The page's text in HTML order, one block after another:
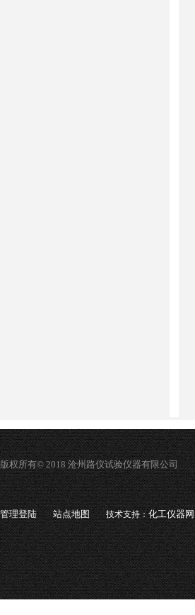
版权所有© 2018 沧州路仪试验仪器有限公司
管理登陆 站点地图 技术支持：化工仪器网